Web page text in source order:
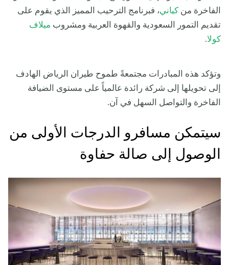
الفاخرة من كياني، فبرنامج الترحيب المميز الذي يقوم على
تقديم التمور السعودية والقهوة العربية ومشروب ميلاف
كولا.
وتؤكد هذه المبادرات مجتمعةً طموح طيران الرياض الهادف
إلى تحويلها إلى شركة رائدة عالمياً على مستوى الضيافة
الفاخرة والتواصل السهل في آن.
سيتمكن مسافرو الدرجات الأولى من
الوصول إلى صالة حفاوة